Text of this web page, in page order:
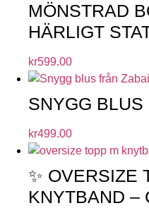
MÖNSTRAD
HÄRLIGT
kr599.00
SNYGG
kr499.00
✨ OVERSIZE
KNYTBAND –